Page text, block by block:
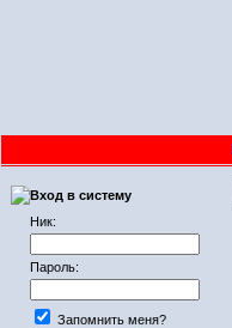
Вход в систему
Ник:
Пароль:
Запомнить меня?